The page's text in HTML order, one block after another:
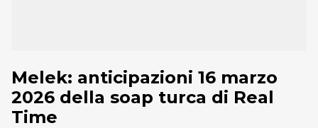
Melek: anticipazioni 16 marzo
2026 della soap turca di Real
Time